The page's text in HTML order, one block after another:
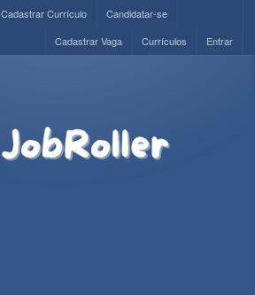
Cadastrar Currículo
Candidatar-se
Entrar
Currículos
Cadastrar Vaga